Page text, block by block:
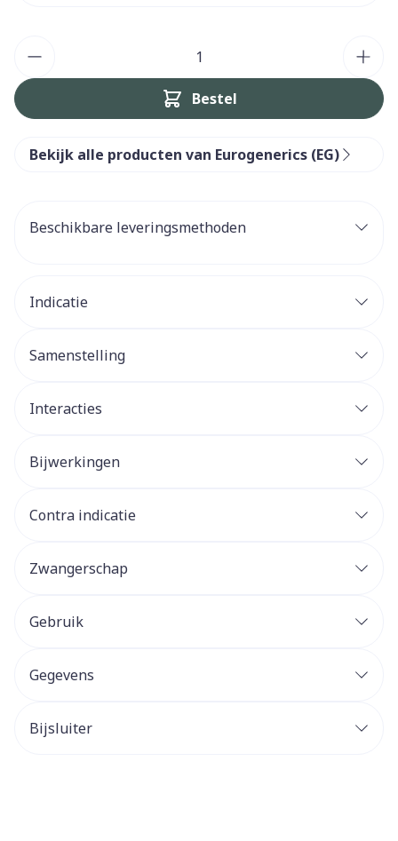
Bestel
Bekijk alle producten van Eurogenerics (EG)
Beschikbare leveringsmethoden
Indicatie
Samenstelling
Interacties
Bijwerkingen
Contra indicatie
Zwangerschap
Gebruik
Gegevens
Bijsluiter